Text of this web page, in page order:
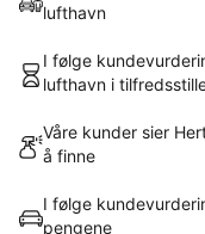
lufthavn
I følge
lufthavn i
Våre kunder sier
å finne
I følge
pengene